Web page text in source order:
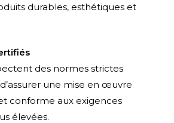
du confort toute l’année avec une pergola design et fonctionnelle
PLUS CONTACT
durables, esthétiques et
des normes strictes
une mise en œuvre
conforme aux exigences
élevées.